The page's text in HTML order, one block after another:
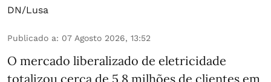
DN/Lusa
Publicado a: 07 Agosto 2026, 13:52
O mercado liberalizado de eletricidade
totalizou cerca de 5,8 milhões de clientes em